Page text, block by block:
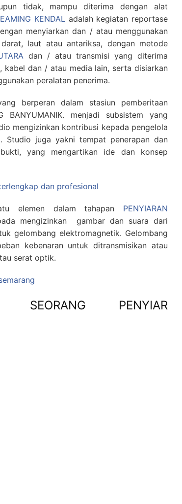
tidak, mampu diterima dengan alat
KENDALadalah kegiatan reportase
menyiarkan dan / atau menggunakan
laut atau antariksa, dengan metode
dan / atau transmisi yang diterima
kabel dan / atau media lain, serta disiarkan
peralatan penerima.
berperan dalam stasiun pemberitaan
BANYUMANIK. menjadi subsistem yang
mengizinkan kontribusi kepada pengelola
Studio juga yakni tempat penerapan dan
yang mengartikan ide dan konsep
dan profesional
elemen dalam tahapan PENYIARAN
mengizinkan gambar dan suara dari
gelombang elektromagnetik. Gelombang
kebenaran untuk ditransmisikan atau
serat optik.
SEORANG PENYIAR